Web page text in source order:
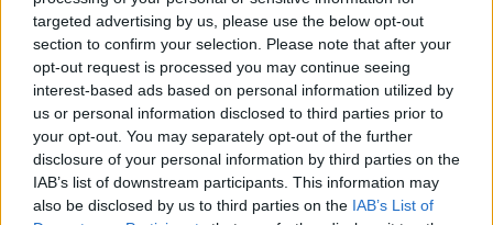
targeted advertising by us, please use the below opt-out
section to confirm your selection. Please note that after your
opt-out request is processed you may continue seeing
interest-based ads based on personal information utilized by
us or personal information disclosed to third parties prior to
your opt-out. You may separately opt-out of the further
disclosure of your personal information by third parties on the
IAB’s list of downstream participants. This information may
also be disclosed by us to third parties on the IAB’s List of
POPULARNE PORADY